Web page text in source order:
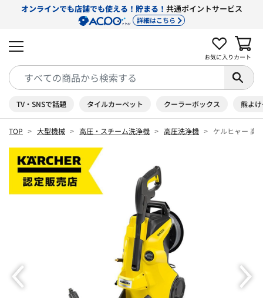
オンラインでも店舗でも使える！貯まる！ 共通ポイントサービス
詳細はこちら
お気に入り カート
TV・SNSで話題 タイルカーペット クーラーボックス 熊よ
TOP 大型機械 高圧・スチーム洗浄機 高圧洗浄機 ケルヒャー 高